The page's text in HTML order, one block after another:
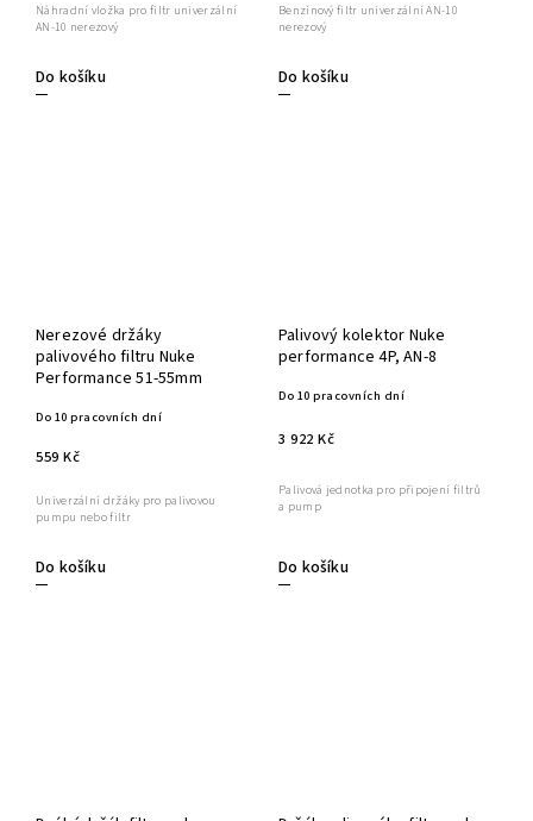
Do košíku
Náhradní vložka pro filtr univerzální
AN-10 nerezový
Do košíku
Benzínový filtr univerzální AN-10
nerezový
Nerezové držáky
palivového filtru Nuke
Performance 51-55mm
Do 10 pracovních dní
559 Kč
Do košíku
Univerzální držáky pro palivovou
pumpu nebo filtr
Palivový kolektor Nuke
performance 4P, AN-8
Do 10 pracovních dní
3 922 Kč
Do košíku
Palivová jednotka pro připojení filtrů
a pump